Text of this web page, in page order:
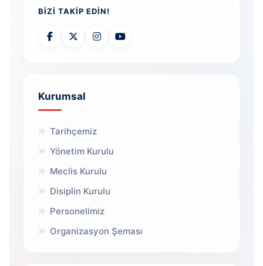
BIZI TAKIP EDIN!
Kurumsal
Tarihçemiz
Yönetim Kurulu
Meclis Kurulu
Disiplin Kurulu
Personelimiz
Organizasyon Şeması